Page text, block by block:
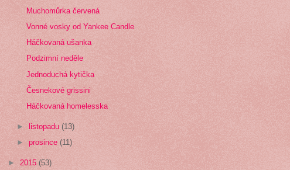
Muchomůrka červená
Vonné vosky od Yankee Candle
Háčkovaná ušanka
Podzimní neděle
Jednoduchá kytička
Česnekové grissini
Háčkovaná homelesska
► listopadu(13)
►prosince(11)
► 2015 (53)